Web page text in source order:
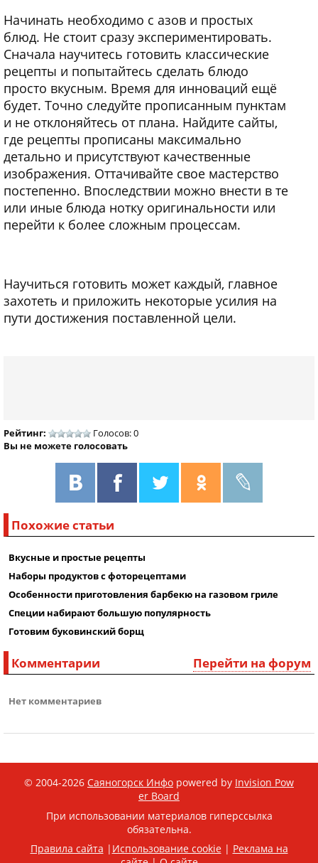
Начинать необходимо с азов и простых
блюд. Не стоит сразу экспериментировать.
Сначала научитесь готовить классические
рецепты и попытайтесь сделать блюдо
просто вкусным. Время для инноваций ещё
будет. Точно следуйте прописанным пунктам
и не отклоняйтесь от плана. Найдите сайты,
где рецепты прописаны максимально
детально и присутствуют качественные
изображения. Оттачивайте свое мастерство
постепенно. Впоследствии можно внести в те
или иные блюда нотку оригинальности или
перейти к более сложным процессам.
Научиться готовить может каждый, главное
захотеть и приложить некоторые усилия на
пути достижения поставленной цели.
Рейтинг:
Голосов: 0
Вы не можете голосовать
Похожие статьи
Вкусные и простые рецепты
Наборы продуктов с фоторецептами
Особенности приготовления барбекю на газовом гриле
Специи набирают большую популярность
Готовим буковинский борщ
Перейти на форум
Комментарии
Нет комментариев
© 2004-2026 Саяногорск Инфо powered by Invision Pow
er Board
При использовании материалов гиперссылка
обязательна.
Правила сайта | Использование cookie| Реклама на